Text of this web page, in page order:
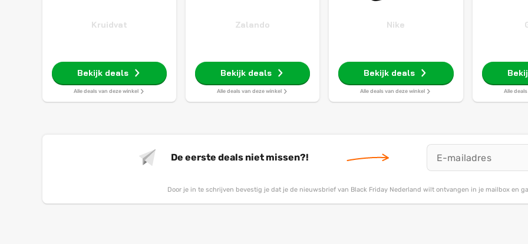
Kruidvat
Bekijk deals
Alle deals van deze winkel
Zalando
Bekijk deals
Alle deals van deze winkel
Nike
Bekijk deals
Alle deals van deze winkel Alle
De eerste deals niet missen?!
Door je in te schrijven bevestig je dat je de nieuwsbrief van Black Friday Nederland wilt ontvangen in je mailbox en